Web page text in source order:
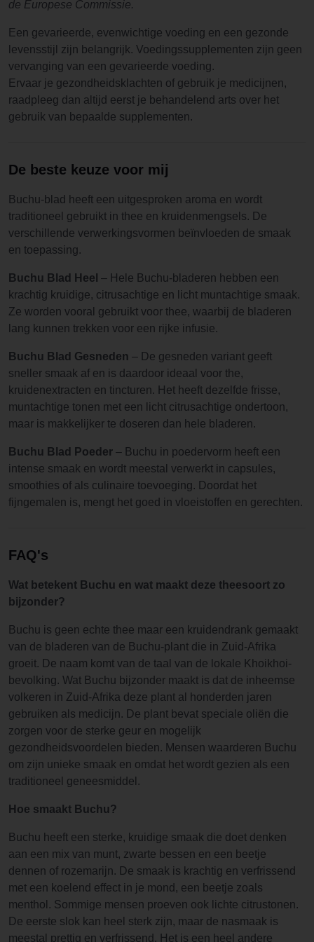
de Europese Commissie.
Een gevarieerde, evenwichtige voeding en een gezonde
levensstijl zijn belangrijk. Voedingssupplementen zijn geen
vervanging van een gevarieerde voeding.
Ervaar je gezondheidsklachten of gebruik je medicijnen,
raadpleeg dan altijd eerst je behandelend arts over het
gebruik van bepaalde supplementen.
De beste keuze voor mij
Buchu-blad heeft een uitgesproken aroma en wordt
traditioneel gebruikt in thee en kruidenmengsels. De
verschillende verwerkingsvormen beïnvloeden de smaak
en toepassing.
Buchu Blad Heel – Hele Buchu-bladeren hebben een
krachtig kruidige, citrusachtige en licht muntachtige smaak.
Ze worden vooral gebruikt voor thee, waarbij de bladeren
lang kunnen trekken voor een rijke infusie.
Buchu Blad Gesneden – De gesneden variant geeft
sneller smaak af en is daardoor ideaal voor the,
kruidenextracten en tincturen. Het heeft dezelfde frisse,
muntachtige tonen met een licht citrusachtige ondertoon,
maar is makkelijker te doseren dan hele bladeren.
Buchu Blad Poeder – Buchu in poedervorm heeft een
intense smaak en wordt meestal verwerkt in capsules,
smoothies of als culinaire toevoeging. Doordat het
fijngemalen is, mengt het goed in vloeistoffen en gerechten.
FAQ's
Wat betekent Buchu en wat maakt deze theesoort zo
bijzonder?
Buchu is geen echte thee maar een kruidendrank gemaakt
van de bladeren van de Buchu-plant die in Zuid-Afrika
groeit. De naam komt van de taal van de lokale Khoikhoi-
bevolking. Wat Buchu bijzonder maakt is dat de inheemse
volkeren in Zuid-Afrika deze plant al honderden jaren
gebruiken als medicijn. De plant bevat speciale oliën die
zorgen voor de sterke geur en mogelijk
gezondheidsvoordelen bieden. Mensen waarderen Buchu
om zijn unieke smaak en omdat het wordt gezien als een
traditioneel geneesmiddel.
Hoe smaakt Buchu?
Buchu heeft een sterke, kruidige smaak die doet denken
aan een mix van munt, zwarte bessen en een beetje
dennen of rozemarijn. De smaak is krachtig en verfrissend
met een koelend effect in je mond, een beetje zoals
menthol. Sommige mensen proeven ook lichte citrustonen.
De eerste slok kan heel sterk zijn, maar de nasmaak is
meestal prettig en verfrissend. Het is een heel andere